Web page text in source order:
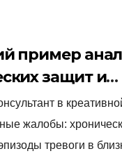
пример
защит и
в
жалобы:
тревоги в